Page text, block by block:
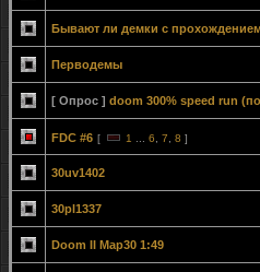
Бывают ли демки с
Перводемы
[ Опрос ] doom 300% speed run
FDC #6 [ 1 6 7 8 ]
30uv1402
30pl1337
Doom II Map30 1:49